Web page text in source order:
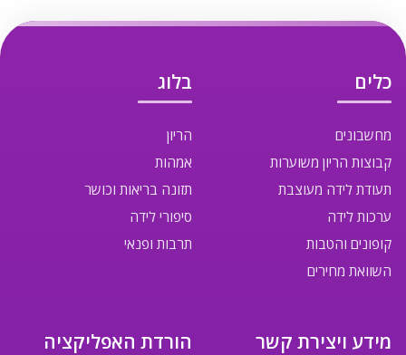
כלים
מחשבונים
קבוצות הריון משוערות
תעודת לידה מעוצבת
ערכות לידה
קופונים והטבות
השוואת מחירים
בלוג
הריון
אמהות
תזונה בריאות וכושר
סיפורי לידה
תרבות ופנאי
מידע ויצירת קשר הורדת האפליקציה